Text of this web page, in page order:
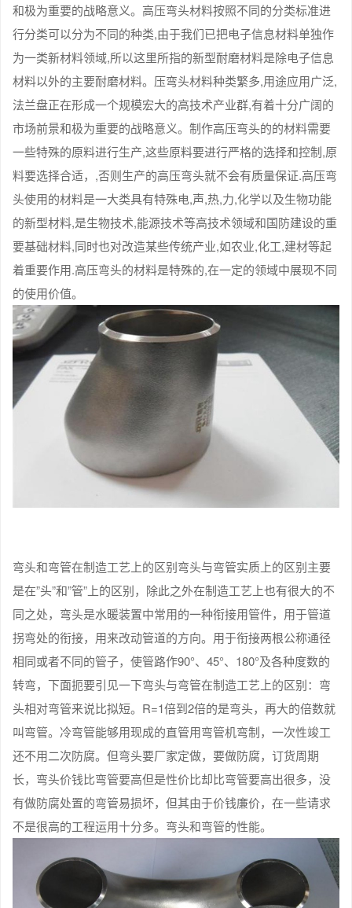
和极为重要的战略意义。高压弯头材料按照不同的分类标准进
行分类可以分为不同的种类,由于我们已把电子信息材料单独作
为一类新材料领域,所以这里所指的新型耐磨材料是除电子信息
材料以外的主要耐磨材料。压弯头材料种类繁多,用途应用广泛,
法兰盘正在形成一个规模宏大的高技术产业群,有着十分广阔的
市场前景和极为重要的战略意义。制作高压弯头的的材料需要
一些特殊的原料进行生产,这些原料要进行严格的选择和控制,原
料要选择合适，,否则生产的高压弯头就不会有质量保证.高压弯
头使用的材料是一大类具有特殊电,声,热,力,化学以及生物功能
的新型材料,是生物技术,能源技术等高技术领域和国防建设的重
要基础材料,同时也对改造某些传统产业,如农业,化工,建材等起
着重要作用.高压弯头的材料是特殊的,在一定的领域中展现不同
的使用价值。
弯头和弯管在制造工艺上的区别弯头与弯管实质上的区别主要
是在”头”和”管”上的区别，除此之外在制造工艺上也有很大的不
同之处，弯头是水暖装置中常用的一种衔接用管件，用于管道
拐弯处的衔接，用来改动管道的方向。用于衔接两根公称通径
相同或者不同的管子，使管路作90°、45°、180°及各种度数的
转弯，下面扼要引见一下弯头与弯管在制造工艺上的区别：弯
头相对弯管来说比拟短。R=1倍到2倍的是弯头，再大的倍数就
叫弯管。冷弯管能够用现成的直管用弯管机弯制，一次性竣工
还不用二次防腐。但弯头要厂家定做，要做防腐，订货周期
长，弯头价钱比弯管要高但是性价比却比弯管要高出很多，没
有做防腐处置的弯管易损坏，但其由于价钱廉价，在一些请求
不是很高的工程运用十分多。弯头和弯管的性能。